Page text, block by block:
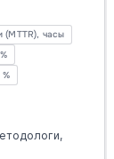
часы